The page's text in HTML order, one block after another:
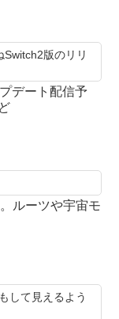
版のリリ
デート配信予
ルーツや宇宙モ
して見えるよう